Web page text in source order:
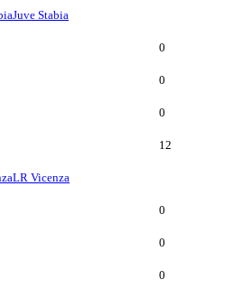
Juve Stabia
0
0
0
12
LR Vicenza
0
0
0